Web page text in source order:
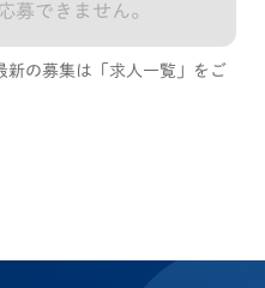
募できません。
新の募集は「求人一覧」をご